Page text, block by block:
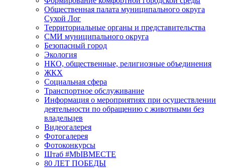
Общественная палата муниципального округа
Сухой Лог
Территориальные органы и представительства
СМИ муниципального округа
Безопасный город
Экология
НКО, общественные, религиозные объединения
ЖКХ
Социальная сфера
Транспортное обслуживание
Информация о мероприятиях при осуществлении
деятельности по обращению с животными без
владельцев
Видеогалерея
Фотогалерея
Фотоконкурсы
Штаб #MbIBMECTE
80 ЛЕТ ПОБЕДЫ